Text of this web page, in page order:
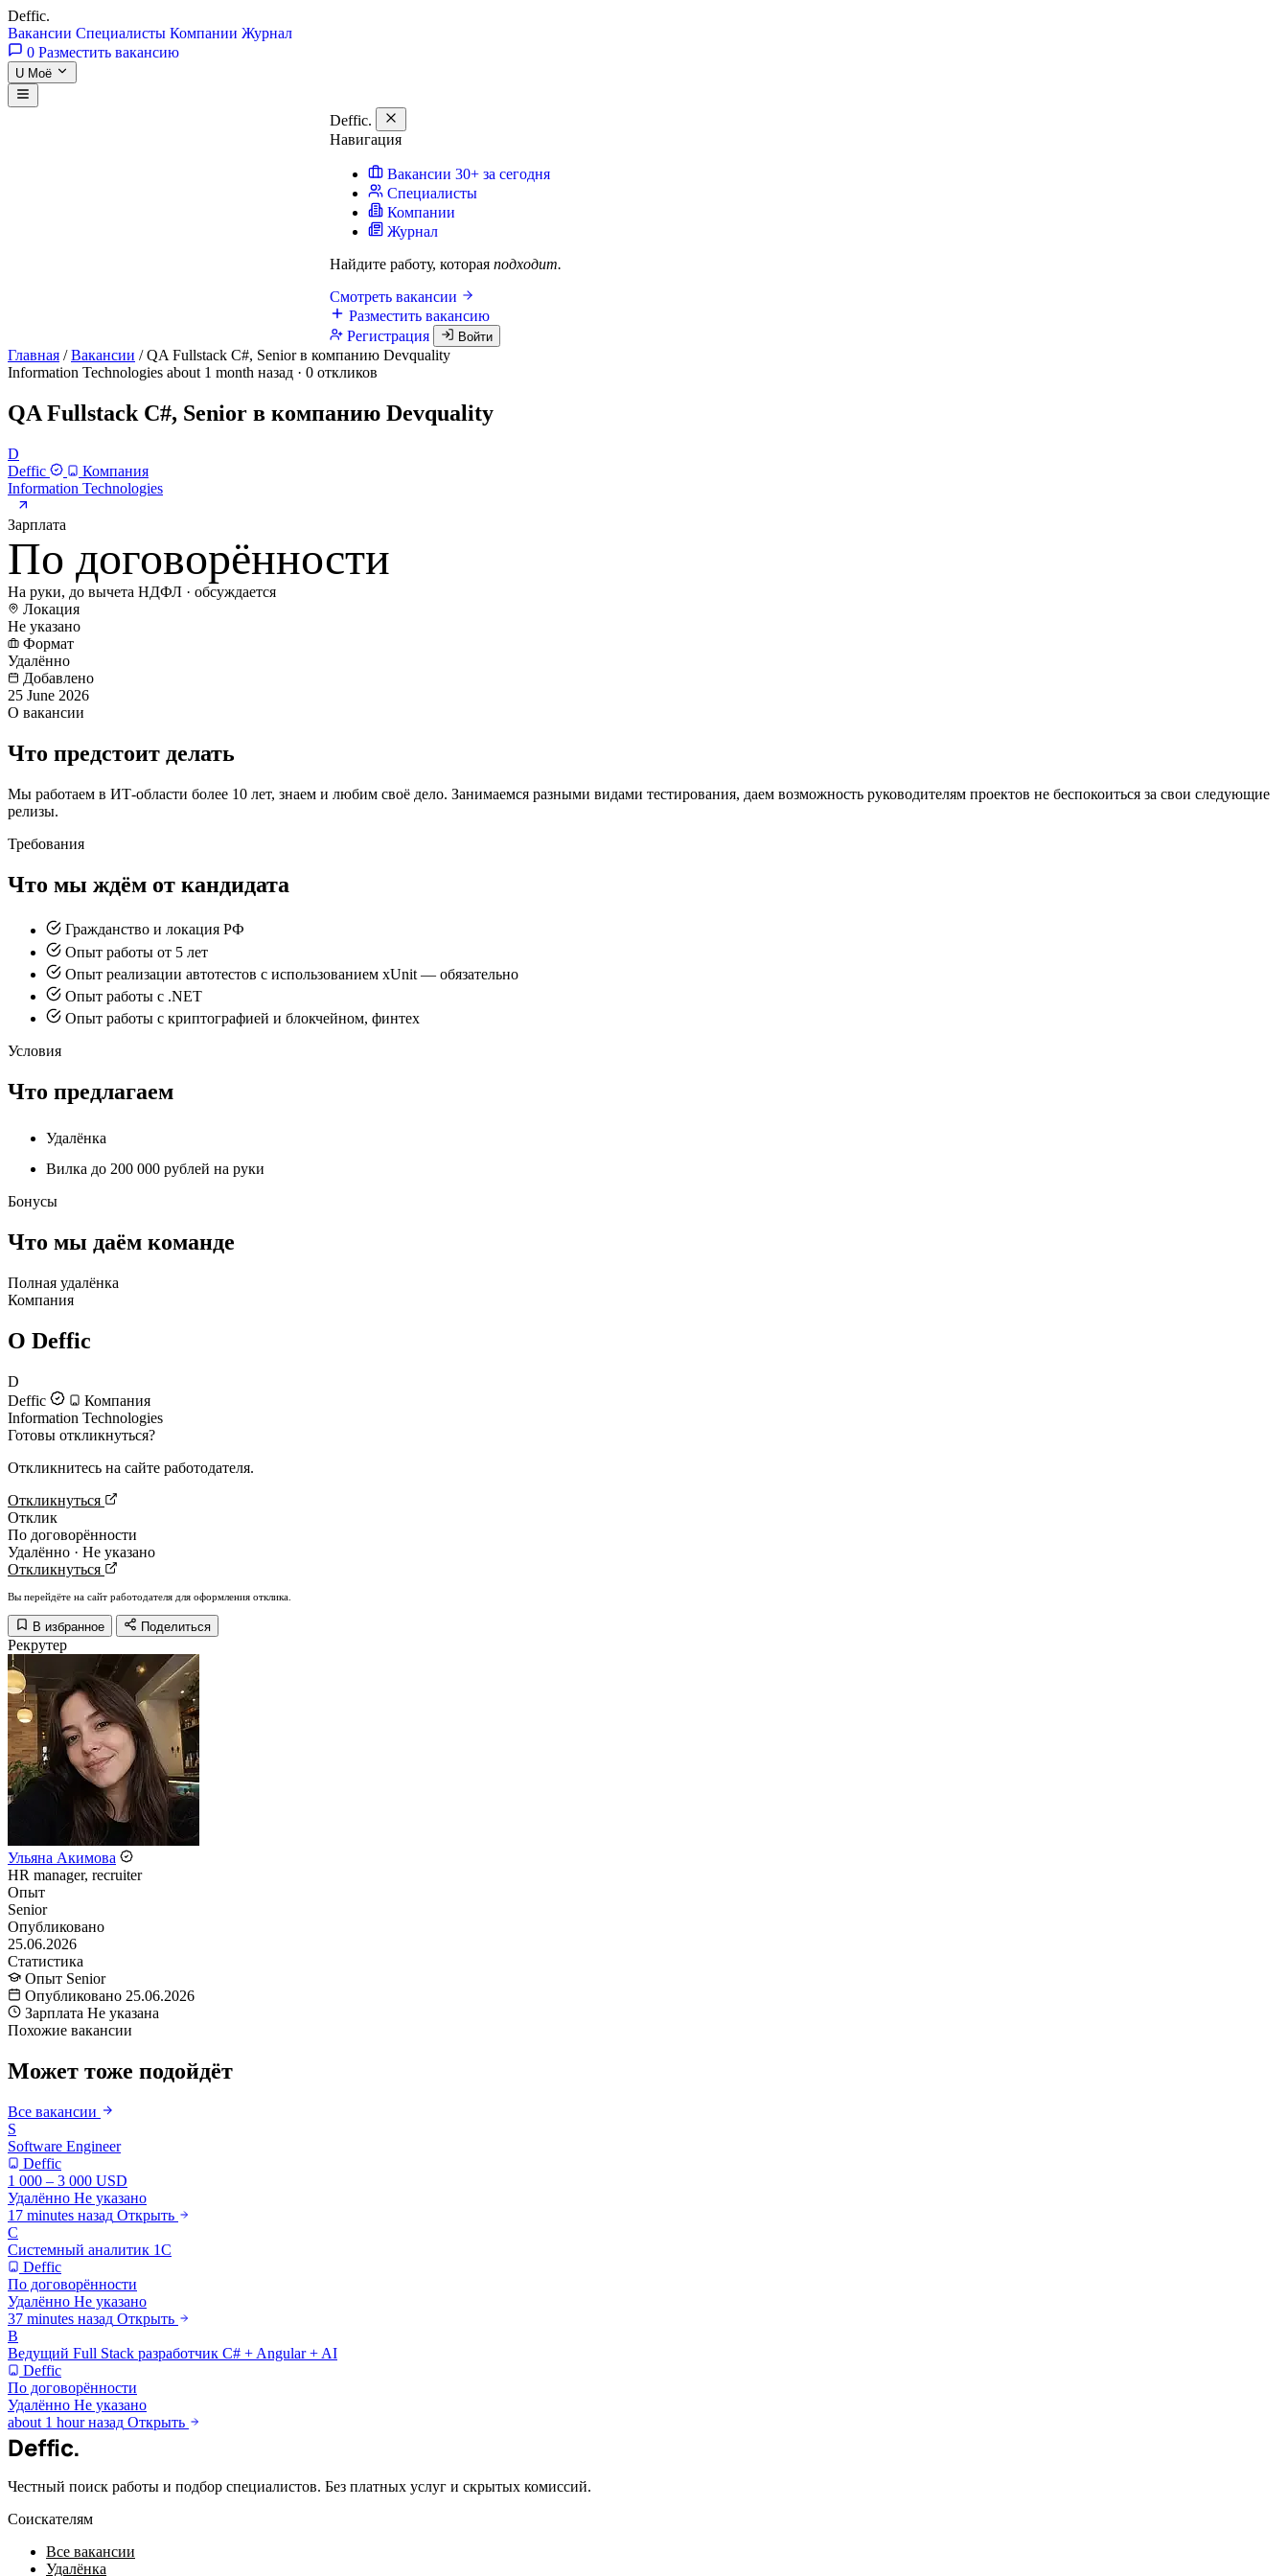
Deffic.
Вакансии Специалисты Компании Журнал
0 Разместить вакансию
U Моё
Deffic.
Навигация
Вакансии 30+ за сегодня
Специалисты
Компании
Журнал
Найдите работу, которая подходит.
Смотреть вакансии
Разместить вакансию
Регистрация
Войти
Главная / Вакансии / QA Fullstack C#, Senior в компанию Devquality
Information Technologies about 1 month назад · 0 откликов
QA Fullstack C#, Senior в компанию Devquality
D
Deffic
Компания
Information Technologies
Зарплата
По договорённости
На руки, до вычета НДФЛ · обсуждается
Локация
Не указано
Формат
Удалённо
Добавлено
25 June 2026
О вакансии
Что предстоит делать
Мы работаем в ИТ-области более 10 лет, знаем и любим своё дело. Занимаемся разными видами тестирования, даем возможность руководителям проектов не беспокоиться за свои следующие
релизы.
Требования
Что мы ждём от кандидата
Гражданство и локация РФ
Опыт работы от 5 лет
Опыт реализации автотестов с использованием xUnit — обязательно
Опыт работы с .NET
Опыт работы с криптографией и блокчейном, финтех
Условия
Что предлагаем
Удалёнка
Вилка до 200 000 рублей на руки
Бонусы
Что мы даём команде
Полная удалёнка
Компания
О Deffic
D
Deffic
Компания
Information Technologies
Готовы откликнуться?
Откликнитесь на сайте работодателя.
Откликнуться
Отклик
По договорённости
Удалённо · Не указано
Откликнуться
Вы перейдёте на сайт работодателя для оформления отклика.
В избранное Поделиться
Рекрутер
Ульяна Акимова
HR manager, recruiter
Опыт
Senior
Опубликовано
25.06.2026
Статистика
Опыт Senior
Опубликовано 25.06.2026
Зарплата Не указана
Похожие вакансии
Может тоже подойдёт
Все вакансии
S
Software Engineer
Deffic
1 000 – 3 000 USD
Удалённо Не указано
17 minutes назад Открыть
С
Системный аналитик 1С
Deffic
По договорённости
Удалённо Не указано
37 minutes назад Открыть
В
Ведущий Full Stack разработчик C# + Angular + AI
Deffic
По договорённости
Удалённо Не указано
about 1 hour назад Открыть
Deffic.
Честный поиск работы и подбор специалистов. Без платных услуг и скрытых комиссий.
Соискателям
Все вакансии
Удалёнка